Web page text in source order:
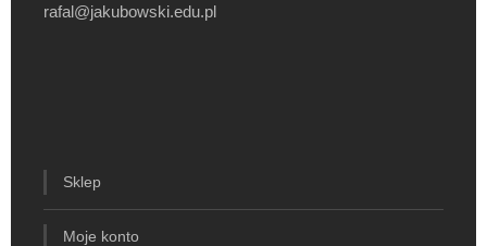
rafal@jakubowski.edu.pl
Sklep
Moje konto